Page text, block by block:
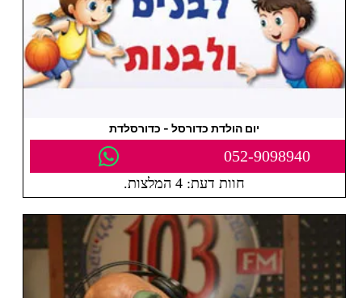
יום הולדת כדורסל - כדורסלדת
052-9098940
חוות דעת: 4 המלצות.